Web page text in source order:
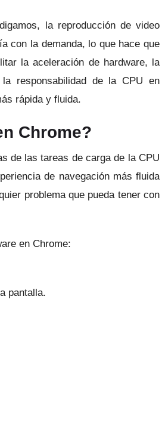
la reproducción de video
con la demanda, lo que hace que
la aceleración de hardware, la
responsabilidad de la CPU en
rápida y fluida.
Chrome?
de las tareas de carga de la CPU
de navegación más fluida
problema que pueda tener con
en Chrome:
pantalla.